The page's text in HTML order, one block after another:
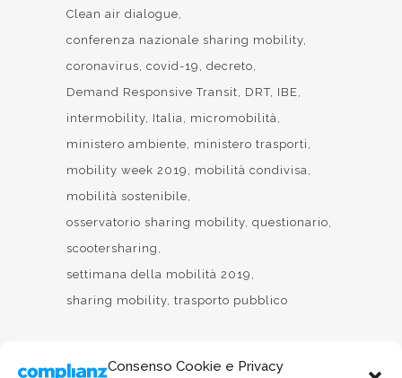
Consenso Cookie e Privacy
Clean air dialogue
conferenza nazionale sharing mobility
coronavirus covid-19
decreto
Demand Responsive Transit
DRT IBE
intermobility Italia
micromobilità
ministero ambiente
ministero trasporti
mobility week 2019
mobilità condivisa
mobilità sostenibile
osservatorio sharing mobility questionario
scootersharing
settimana della mobilità 2019
sharing mobility trasporto pubblico